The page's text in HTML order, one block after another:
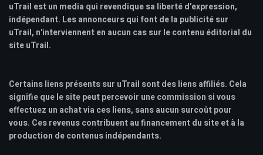
uTrail est un media qui revendique sa liberté d'expression,
indépendant. Les annonceurs qui font de la publicité sur
uTrail, n'interviennent en aucun cas sur le contenu éditorial du
site uTrail.
Certains liens présents sur uTrail sont des liens affiliés. Cela
signifie que le site peut percevoir une commission si vous
effectuez un achat via ces liens, sans aucun surcoût pour
vous. Ces revenus contribuent au financement du site et à la
production de contenus indépendants.